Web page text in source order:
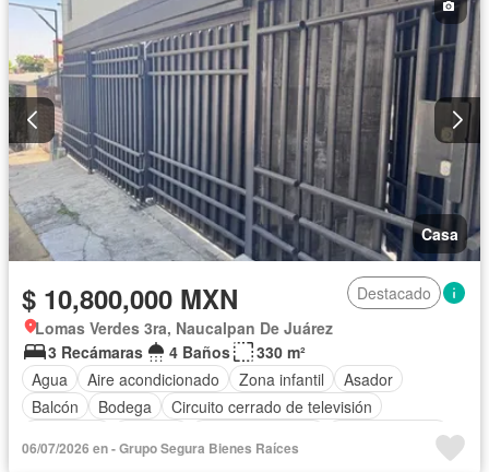
Recámara con closet
Caseta de vigilancia
Conserje
Permite mascotas
Permite niños
Casa
$ 10,800,000 MXN
Destacado
Lomas Verdes 3ra, Naucalpan De Juárez
3 Recámaras
4 Baños
330 m²
Agua
Aire acondicionado Zona infantil
Asador
Balcón
Bodega
Circuito cerrado de televisión
Cocina integral
Cuarto de Limpieza
Cuarto de servicio
06/07/2026 en - Grupo Segura Bienes Raíces